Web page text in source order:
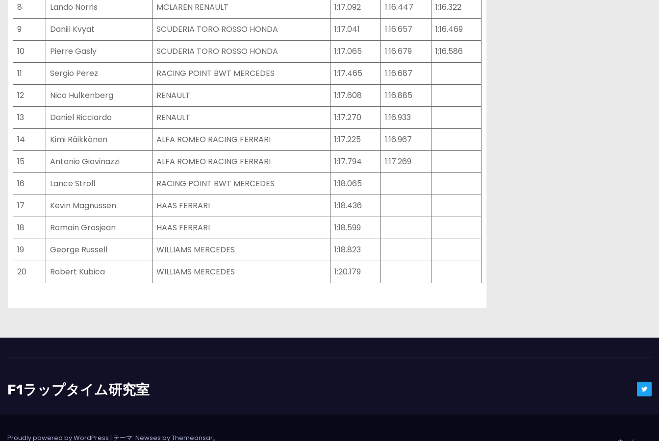
8
Lando Norris MCLAREN RENAULT 1:17.092 1:16.447
1:16.322
9
Daniil Kvyat SCUDERIA TORO ROSSO HONDA 1:17.041 1:16.657
1:16.469
10
Pierre Gasly SCUDERIA TORO ROSSO HONDA 1:17.065 1:16.679
1:16.586
11
Sergio Perez RACING POINT BWT MERCEDES 1:17.465
1:16.687
12
Nico Hulkenberg RENAULT 1:17.608
1:16.885
13
Daniel Ricciardo RENAULT 1:17.270
1:16.933
14
Kimi Räikkönen ALFA ROMEO RACING FERRARI 1:17.225
1:16.967
15
Antonio Giovinazzi ALFA ROMEO RACING FERRARI 1:17.794
1:17.269
16
Lance Stroll RACING POINT BWT MERCEDES
1:18.065
17
Kevin Magnussen HAAS FERRARI
1:18.436
18
Romain Grosjean HAAS FERRARI
1:18.599
19
George Russell WILLIAMS MERCEDES
1:18.823
20
Robert Kubica WILLIAMS MERCEDES 1:20.179
F1ラップタイム研究室
Proudly powered by WordPress | テーマ: Newses byThemeansar。